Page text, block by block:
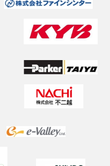
論文がTMECHに採択！AIM
究室との交流
and Controlで研究発表